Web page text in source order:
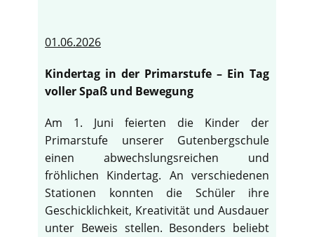
01.06.2026
Kindertag in der Primarstufe – Ein Tag
voller Spaß und Bewegung
Am 1. Juni feierten die Kinder der
Primarstufe unserer Gutenbergschule
einen abwechslungsreichen und
fröhlichen Kindertag. An verschiedenen
Stationen konnten die Schüler ihre
Geschicklichkeit, Kreativität und Ausdauer
unter Beweis stellen. Besonders beliebt